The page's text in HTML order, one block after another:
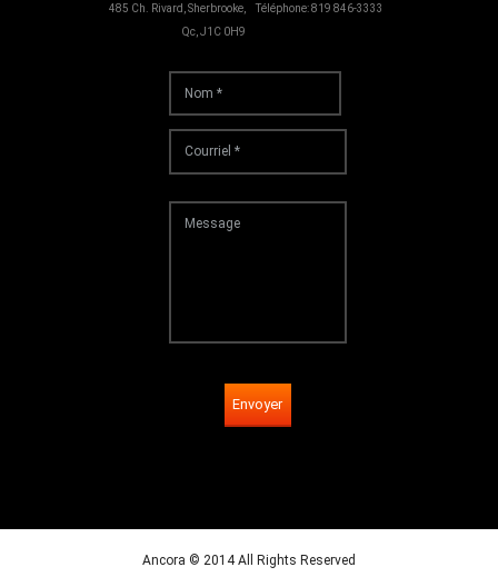
Téléphone: 819 846-3333
485 Ch. Rivard, Sherbrooke,
Qc, J1C 0H9
Envoyer
Ancora © 2014 All Rights Reserved